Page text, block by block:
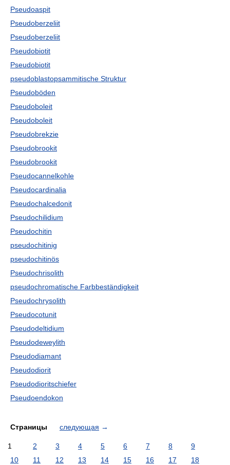
Pseudoaspit
Pseudoberzeliit
Pseudoberzeliit
Pseudobiotit
Pseudobiotit
pseudoblastopsammitische Struktur
Pseudoböden
Pseudoboleit
Pseudoboleit
Pseudobrekzie
Pseudobrookit
Pseudobrookit
Pseudocannelkohle
Pseudocardinalia
Pseudochalcedonit
Pseudochilidium
Pseudochitin
pseudochitinig
pseudochitinös
Pseudochrisolith
pseudochromatische Farbbeständigkeit
Pseudochrysolith
Pseudocotunit
Pseudodeltidium
Pseudodeweylith
Pseudodiamant
Pseudodiorit
Pseudodioritschiefer
Pseudoendokon
Страницы следующая →
1 2 3 4 5 6 7 8
9
10
11 12 13 14 15 16 17
18